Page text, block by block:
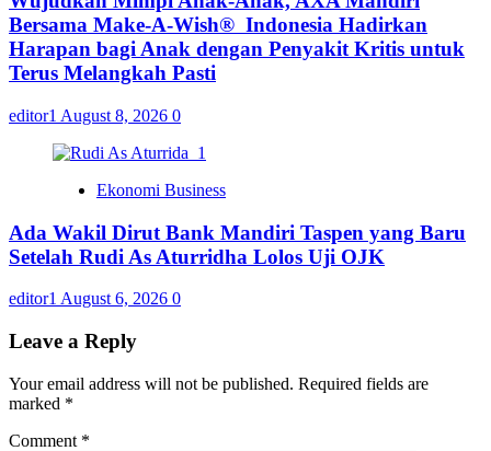
Bersama Make-A-Wish® Indonesia Hadirkan
Harapan bagi Anak dengan Penyakit Kritis untuk
Terus Melangkah Pasti
editor1 August 8, 2026 0
Ekonomi Business
Ada Wakil Dirut Bank Mandiri Taspen yang Baru
Setelah Rudi As Aturridha Lolos Uji OJK
editor1 August 6, 2026 0
Leave a Reply
Your email address will not be published. Required fields are
marked *
Comment *